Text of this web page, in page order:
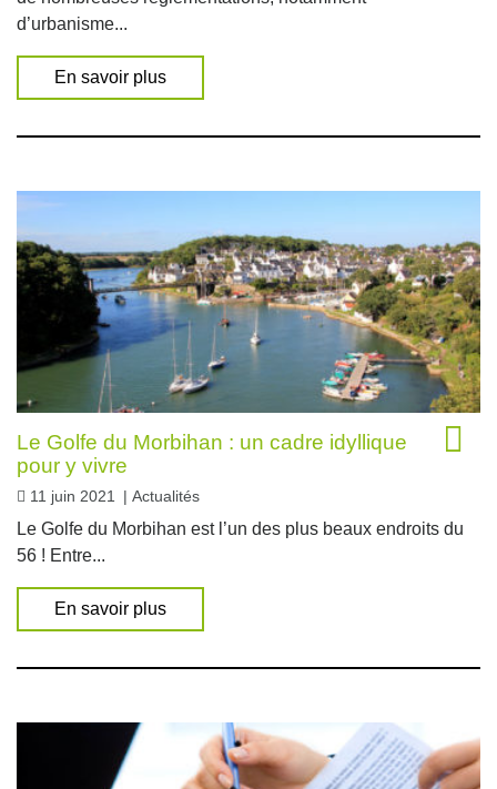
d’urbanisme...
En savoir plus
Le Golfe du Morbihan : un cadre idyllique
pour y vivre
11 juin 2021 | Actualités
Le Golfe du Morbihan est l’un des plus beaux endroits du
56 ! Entre...
En savoir plus